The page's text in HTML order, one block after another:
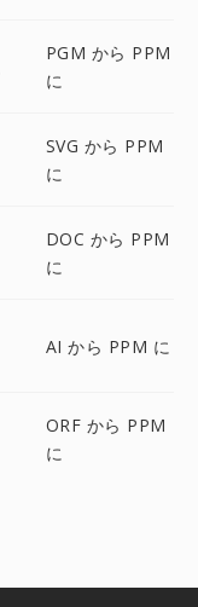
PGM から PPM
に
SVG から PPM
に
DOC から PPM
に
AI から PPM に
ORF から PPM
に